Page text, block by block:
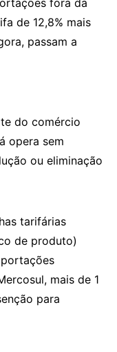
fora da
de 12,8% mais
passam a
do comércio
opera sem
ou eliminação
tarifárias
de produto)
mais de 1
para